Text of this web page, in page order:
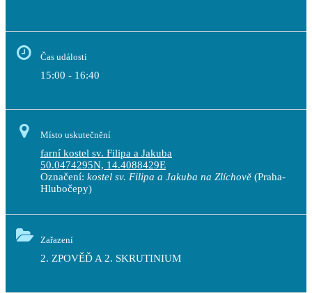
Čas události
15:00 - 16:40
Místo uskutečnění
farní kostel sv. Filipa a Jakuba
50.0474295N, 14.4088429E
Označení: kostel sv. Filipa a Jakuba na Zlíchově (Praha-
Hlubočepy)
Zařazení
2. ZPOVĚĎ A 2. SKRUTINIUM